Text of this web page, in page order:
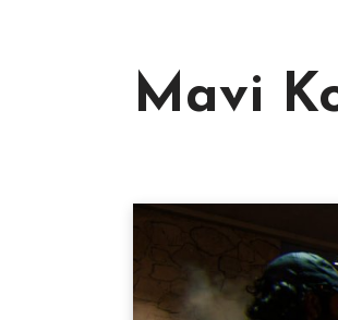
Mavi